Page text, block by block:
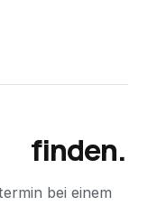
finden.
bei einem